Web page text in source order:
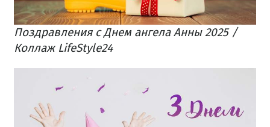
Поздравления с Днем ангела Анны 2025 /
Коллаж LifeStyle24